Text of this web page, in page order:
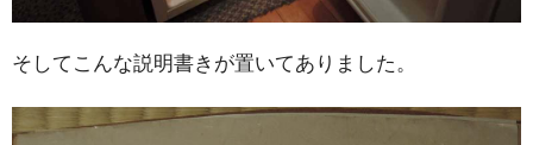
そしてこんな説明書きが置いてありました。